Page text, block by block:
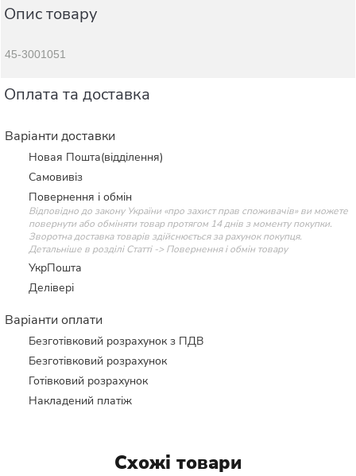
Опис товару
45-3001051
Оплата та доставка
Варіанти доставки
Новая Пошта(відділення)
Самовивіз
Повернення і обмін
Відповідно до закону України «про захист прав споживачів» ви можете
повернути або обміняти товар протягом 14 днів з моменту покупки.
Зворотна доставка товарів здійснюється за рахунок покупця.
Детальніше в розділі Статті -> Повернення і обмін товару
УкрПошта
Делівері
Варіанти оплати
Безготівковий розрахунок з ПДВ
Безготівковий розрахунок
Готівковий розрахунок
Накладений платіж
Схожі товари